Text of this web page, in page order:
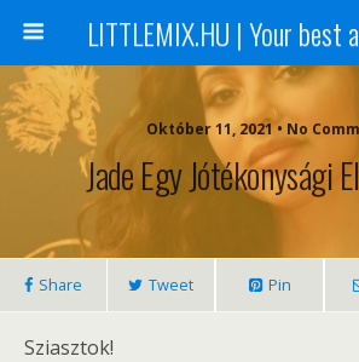
Október 11, 2021 • No
Jade Egy Jótékonysági
Share Tweet Pin
Sziasztok!